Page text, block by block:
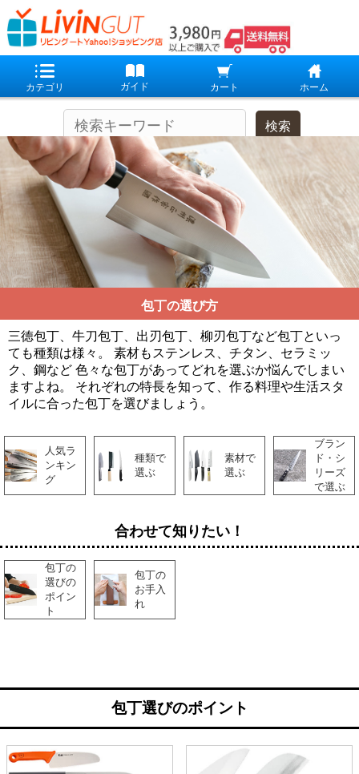
包丁の選び方
三徳包丁、牛刀包丁、出刃包丁、柳刃包丁など包丁といっ
ても種類は様々。
素材もステンレス、チタン、セラミッ
ク、鋼など 色々な包丁があってどれを選ぶか悩んでしまい
ますよね。
それぞれの特長を知って、作る料理や生活スタ
イルに合った包丁を選びましょう。
人気ラ
ンキン
グ
種類で
選ぶ
素材で
選ぶ
ブラン
ド・シ
リーズ
で選ぶ
合わせて知りたい！
包丁の
選びの
ポイン
ト
包丁の
お手入
れ
包丁選びのポイント